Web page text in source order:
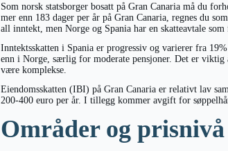
Som norsk statsborger bosatt på Gran Canaria må du
mer enn 183 dager per år på Gran Canaria, regnes du
all inntekt, men Norge og Spania har en skatteavtale
Inntektsskatten i Spania er progressiv og varierer fra
enn i Norge, særlig for moderate pensjoner. Det er
være komplekse.
Eiendomsskatten (IBI) på Gran Canaria er relativt lav
200-400 euro per år. I tillegg kommer avgift for
Områder og prisnivå